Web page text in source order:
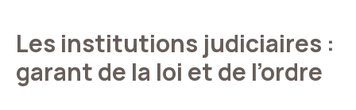
Les institutions judiciaires :
garant de la loi et de l’ordre